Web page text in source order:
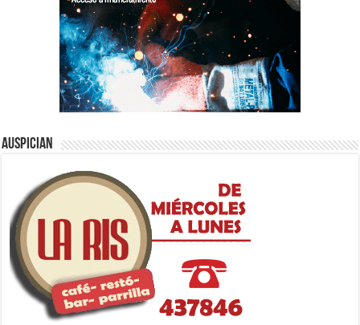
Auspician